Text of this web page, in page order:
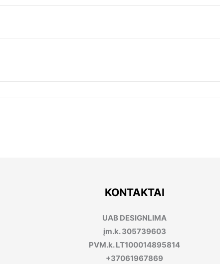
KONTAKTAI
UAB DESIGNLIMA
įm.k. 305739603
PVM.k. LT100014895814
+37061967869